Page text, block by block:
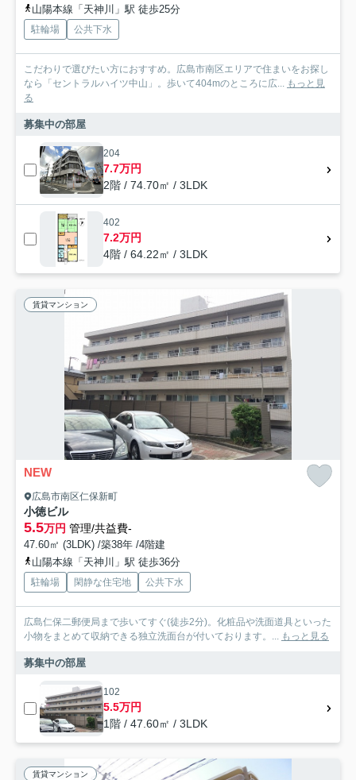
山陽本線「天神川」駅 徒歩25分
駐輪場 公共下水
こだわりで選びたい方におすすめ。広島市南区エリアで住まいをお探し
なら「セントラルハイツ中山」。歩いて404mのところに広... もっと見
る
募集中の部屋
204
7.7万円
2階 / 74.70㎡ / 3LDK
402
7.2万円
4階 / 64.22㎡ / 3LDK
賃貸マンション
NEW
広島市南区仁保新町
小徳ビル
5.5万円 管理/共益費-
47.60㎡ (3LDK) /築38年 /4階建
山陽本線「天神川」駅 徒歩36分
駐輪場 閑静な住宅地 公共下水
広島仁保二郵便局まで歩いてすぐ(徒歩2分)。化粧品や洗面道具といった
小物をまとめて収納できる独立洗面台が付いております。... もっと見る
募集中の部屋
102
5.5万円
1階 / 47.60㎡ / 3LDK
賃貸マンション